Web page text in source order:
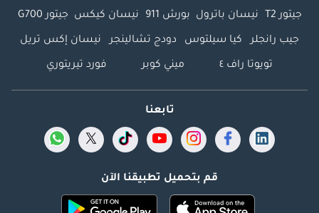
جيتور T2 نيسان باترول بورش 911 نيسان كيكس جيتور G700
جيب رانجلر كيا سيلتوس دودج تشالينجر نيسان إكس تريل
تويوتا راف ٤ ميني كوبر فورد تيريتوري
تابعنا
قم بتحميل تطبيقنا الآن